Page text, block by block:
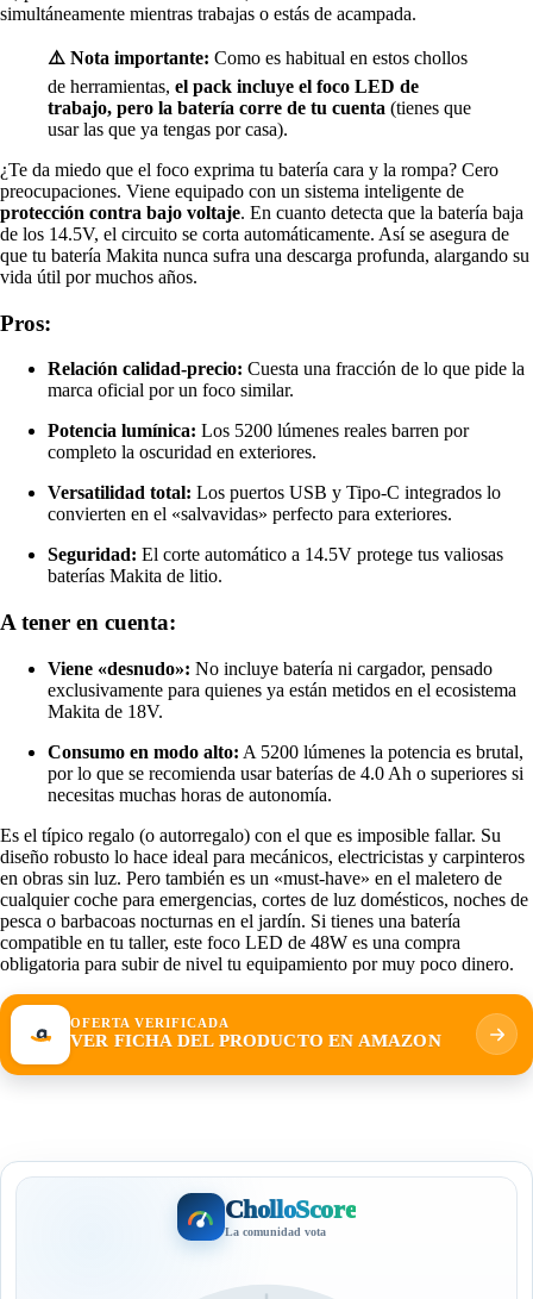
simultáneamente mientras trabajas o estás de acampada.
⚠️ Nota importante: Como es habitual en estos chollos
de herramientas, el pack incluye el foco LED de
trabajo, pero la batería corre de tu cuenta (tienes que
usar las que ya tengas por casa).
¿Te da miedo que el foco exprima tu batería cara y la rompa? Cero
preocupaciones. Viene equipado con un sistema inteligente de
protección contra bajo voltaje. En cuanto detecta que la batería baja
de los 14.5V, el circuito se corta automáticamente. Así se asegura de
que tu batería Makita nunca sufra una descarga profunda, alargando su
vida útil por muchos años.
Pros:
Relación calidad-precio: Cuesta una fracción de lo que pide la
marca oficial por un foco similar.
Potencia lumínica: Los 5200 lúmenes reales barren por
completo la oscuridad en exteriores.
Versatilidad total: Los puertos USB y Tipo-C integrados lo
convierten en el «salvavidas» perfecto para exteriores.
Seguridad: El corte automático a 14.5V protege tus valiosas
baterías Makita de litio.
A tener en cuenta:
Viene «desnudo»: No incluye batería ni cargador, pensado
exclusivamente para quienes ya están metidos en el ecosistema
Makita de 18V.
Consumo en modo alto: A 5200 lúmenes la potencia es brutal,
por lo que se recomienda usar baterías de 4.0 Ah o superiores si
necesitas muchas horas de autonomía.
Es el típico regalo (o autorregalo) con el que es imposible fallar. Su
diseño robusto lo hace ideal para mecánicos, electricistas y carpinteros
en obras sin luz. Pero también es un «must-have» en el maletero de
cualquier coche para emergencias, cortes de luz domésticos, noches de
pesca o barbacoas nocturnas en el jardín. Si tienes una batería
compatible en tu taller, este foco LED de 48W es una compra
obligatoria para subir de nivel tu equipamiento por muy poco dinero.
OFERTA VERIFICADA
VER FICHA DEL PRODUCTO EN AMAZON
CholloScore
La comunidad vota